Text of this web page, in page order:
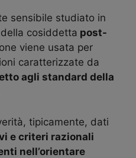
sensibile studiato in
cosiddetta post-
viene usata per
caratterizzate da
agli standard della
tipicamente, dati
e criteri razionali
nell’orientare